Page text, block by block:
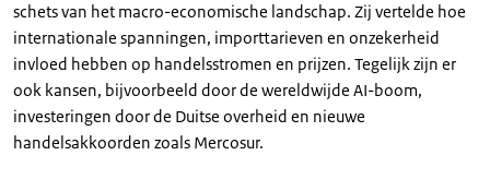
schets van het macro-economische landschap. Zij vertelde hoe
internationale spanningen, importtarieven en onzekerheid
invloed hebben op handelsstromen en prijzen. Tegelijk zijn er
ook kansen, bijvoorbeeld door de wereldwijde AI-boom,
investeringen door de Duitse overheid en nieuwe
handelsakkoorden zoals Mercosur.